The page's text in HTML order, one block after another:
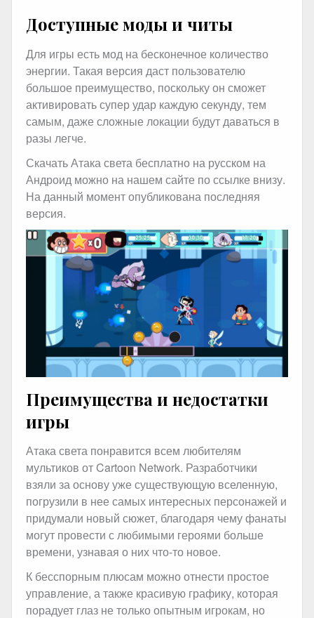
Доступные моды и читы
Для игры есть мод на бесконечное количество
энергии. Такая версия даст пользователю
большое преимущество, поскольку он сможет
активировать супер удар каждую секунду, тем
самым, даже сложные локации будут даваться в
разы легче.
Скачать Атака света бесплатно на русском на
Андроид можно на нашем сайте по ссылке внизу.
На данный момент опубликована последняя
версия.
Преимущества и недостатки
игры
Атака света понравится всем любителям
мультиков от Cartoon Network. Разработчики
взяли за основу уже существующую вселенную,
погрузили в нее самых интересных персонажей и
придумали новый сюжет, благодаря чему фанаты
могут провести с любимыми героями больше
времени, узнавая о них что-то новое.
К бесспорным плюсам можно отнести простое
управление, а также красивую графику, которая
порадует глаз не только опытным игрокам, но